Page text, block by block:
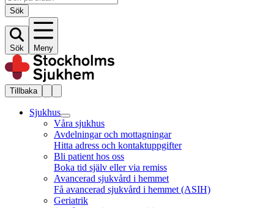
Sök
Sök Meny
Tillbaka
Sjukhus
Våra sjukhus
Avdelningar och mottagningar
Hitta adress och kontaktuppgifter
Bli patient hos oss
Boka tid själv eller via remiss
Avancerad sjukvård i hemmet
Få avancerad sjukvård i hemmet (ASIH)
Geriatrik